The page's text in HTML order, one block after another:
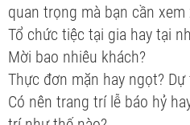
quan trọng mà bạn cần xem
Tổ chức tiệc tại gia hay tại
Mời bao nhiêu khách?
Thực đơn mặn hay ngọt?
Có nên trang trí lễ báo hỷ